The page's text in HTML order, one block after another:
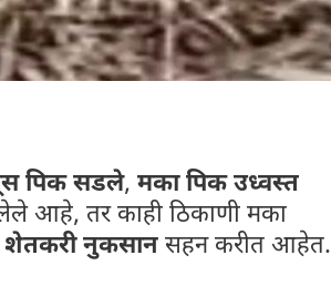
पिक सडले, मका पिक उध्वस्त
आहे, तर काही ठिकाणी मका
शेतकरी नुकसान सहन करीत आहेत.